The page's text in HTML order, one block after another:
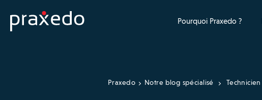
Pourquoi Praxedo ?
Praxedo Notre blog spécialisé Technicien